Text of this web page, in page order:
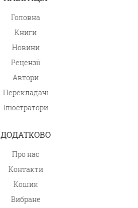
Головна
Книги
Новини
Рецензії
Автори
Перекладачі
Ілюстратори
ДОДАТКОВО
Про нас
Контакти
Кошик
Вибране